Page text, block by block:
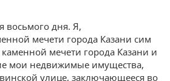
восьмого дня. Я,
мечети города Казани сим
мечети города Казани и
мои недвижимые имущества,
улице, заключающееся во